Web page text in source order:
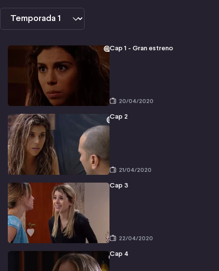
Cap 1 - Gran estreno
20/04/2020
Cap 2
21/04/2020
Cap 3
22/04/2020
Cap 4